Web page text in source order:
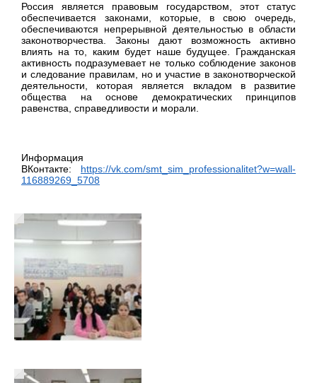
Россия является правовым государством, этот статус
обеспечивается законами, которые, в свою очередь,
обеспечиваются непрерывной деятельностью в области
законотворчества. Законы дают возможность активно
влиять на то, каким будет наше будущее. Гражданская
активность подразумевает не только соблюдение законов
и следование правилам, но и участие в законотворческой
деятельности, которая является вкладом в развитие
общества на основе демократических принципов
равенства, справедливости и морали.
Информация
ВКонтакте: https://vk.com/smt_sim_professionalitet?w=wall-
116889269_5708